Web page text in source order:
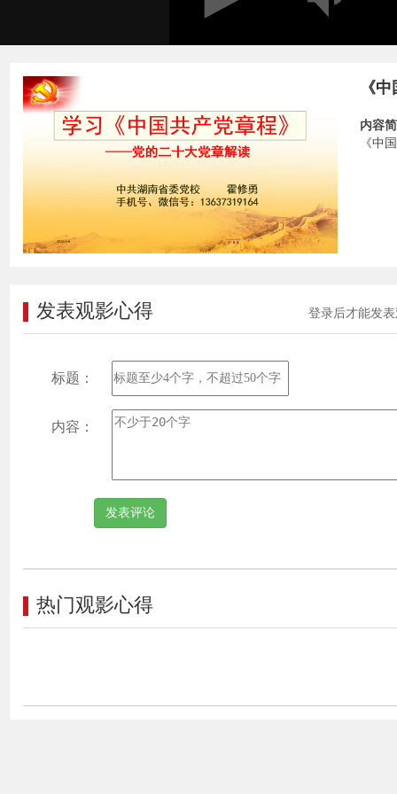
《
内容
《中
登录后才能发
发表观影心得
标题：
内容：
热门观影心得